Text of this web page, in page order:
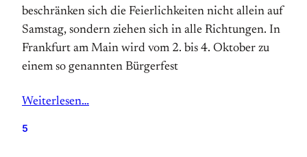
beschränken sich die Feierlichkeiten nicht allein auf
Samstag, sondern ziehen sich in alle Richtungen. In
Frankfurt am Main wird vom 2. bis 4. Oktober zu
einem so genannten Bürgerfest
Weiterlesen…
5